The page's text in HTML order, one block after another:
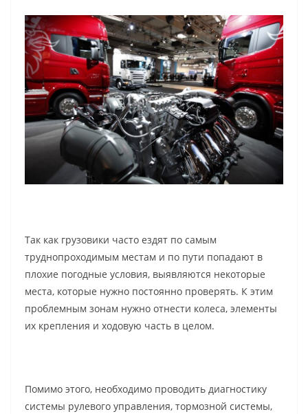
Так как грузовики часто ездят по самым
труднопроходимым местам и по пути попадают в
плохие погодные условия, выявляются некоторые
места, которые нужно постоянно проверять. К этим
проблемным зонам нужно отнести колеса, элементы
их крепления и ходовую часть в целом.
Помимо этого, необходимо проводить диагностику
системы рулевого управления, тормозной системы,